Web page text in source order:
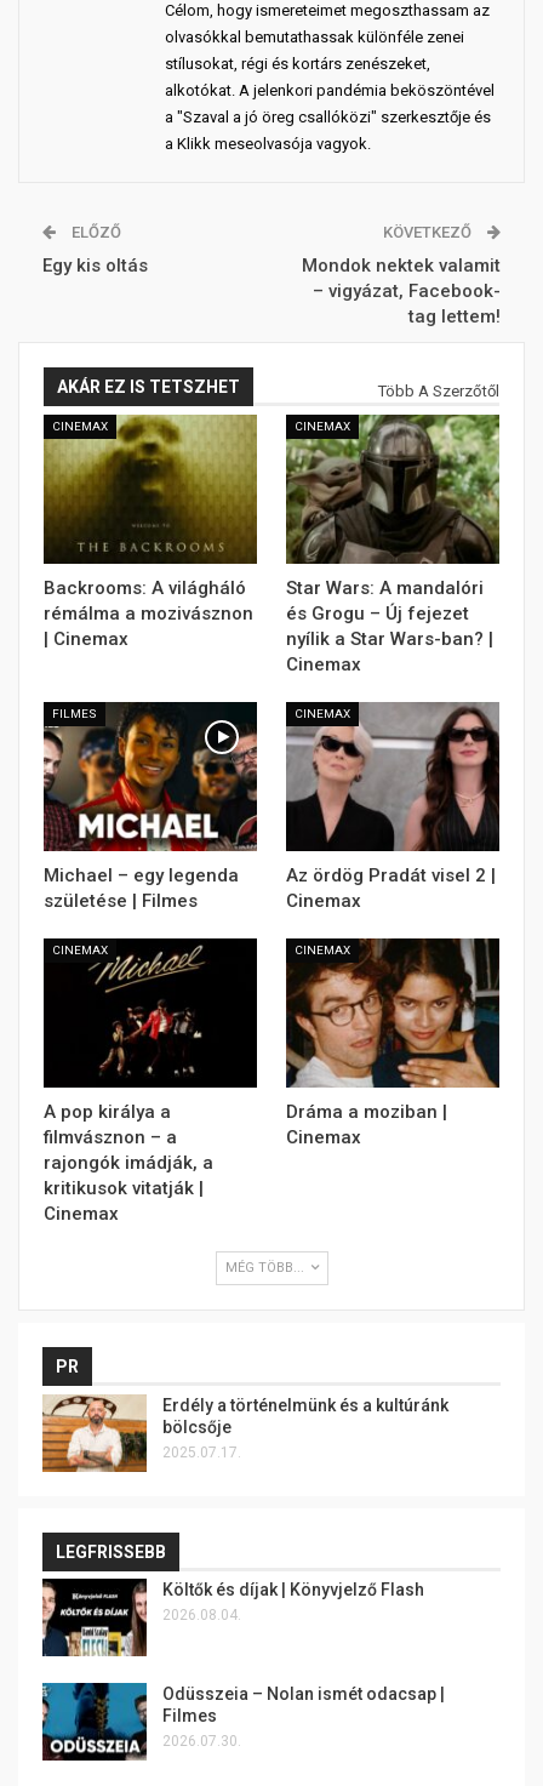
Célom, hogy ismereteimet megoszthassam az
olvasókkal bemutathassak különféle zenei
stílusokat, régi és kortárs zenészeket,
alkotókat. A jelenkori pandémia beköszöntével
a "Szaval a jó öreg csallóközi" szerkesztője és
a Klikk meseolvasója vagyok.
ELŐZŐ
Egy kis oltás
KÖVETKEZŐ
Mondok nektek valamit
– vigyázat, Facebook-
tag lettem!
AKÁR EZ IS TETSZHET Több A Szerzőtől
CINEMAX
Backrooms: A világháló
rémálma a mozivásznon
| Cinemax
CINEMAX
Star Wars: A mandalóri
és Grogu – Új fejezet
nyílik a Star Wars-ban? |
Cinemax
FILMES
Michael – egy legenda
születése | Filmes
CINEMAX
Az ördög Pradát visel 2 |
Cinemax
CINEMAX
A pop királya a
filmvásznon – a
rajongók imádják, a
kritikusok vitatják |
Cinemax
CINEMAX
Dráma a moziban |
Cinemax
MÉG TÖBB...
PR
Erdély a történelmünk és a kultúránk
bölcsője
2025.07.17.
LEGFRISSEBB
Költők és díjak | Könyvjelző Flash
2026.08.04.
Odüsszeia – Nolan ismét odacsap |
Filmes
2026.07.30.